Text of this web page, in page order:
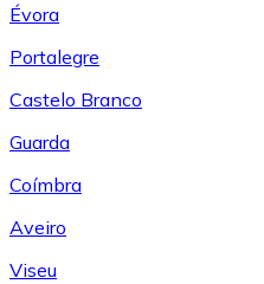
Évora
Portalegre
Castelo Branco
Guarda
Coímbra
Aveiro
Viseu